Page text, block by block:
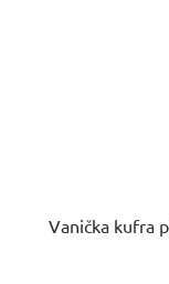
Vanička kufra